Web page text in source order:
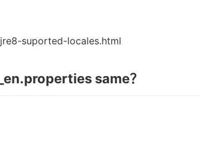
suported-locales.html
same？